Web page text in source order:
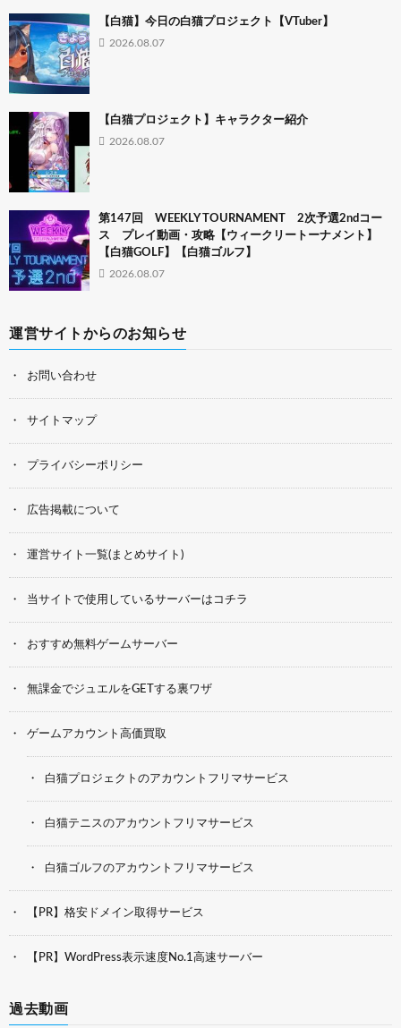
【白猫】今日の白猫プロジェクト【VTuber】
2026.08.07
【白猫プロジェクト】キャラクター紹介
2026.08.07
第147回 WEEKLY TOURNAMENT 2次予選2ndコー
ス プレイ動画・攻略【ウィークリートーナメント】
【白猫GOLF】【白猫ゴルフ】
2026.08.07
運営サイトからのお知らせ
お問い合わせ
サイトマップ
プライバシーポリシー
広告掲載について
運営サイト一覧(まとめサイト)
当サイトで使用しているサーバーはコチラ
おすすめ無料ゲームサーバー
無課金でジュエルをGETする裏ワザ
ゲームアカウント高価買取
白猫プロジェクトのアカウントフリマサービス
白猫テニスのアカウントフリマサービス
白猫ゴルフのアカウントフリマサービス
【PR】格安ドメイン取得サービス
【PR】WordPress表示速度No.1高速サーバー
過去動画